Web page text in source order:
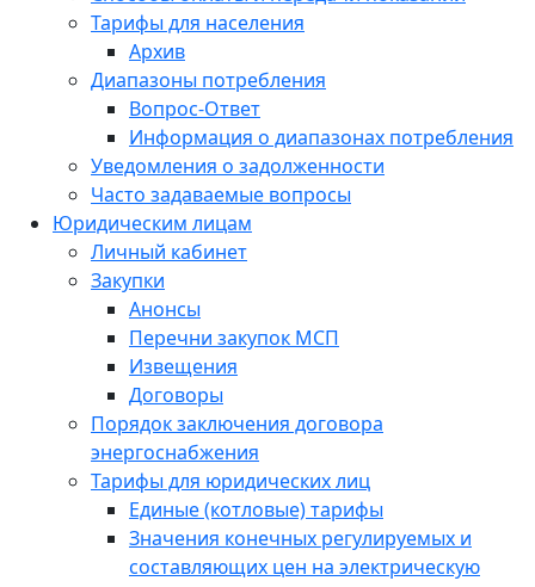
Тарифы для населения
Архив
Диапазоны потребления
Вопрос-Ответ
Информация о диапазонах потребления
Уведомления о задолженности
Часто задаваемые вопросы
Юридическим лицам
Личный кабинет
Закупки
Анонсы
Перечни закупок МСП
Извещения
Договоры
Порядок заключения договора
энергоснабжения
Тарифы для юридических лиц
Единые (котловые) тарифы
Значения конечных регулируемых и
составляющих цен на электрическую